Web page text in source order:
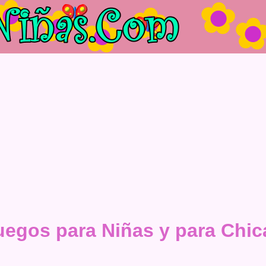
para Niñas y para